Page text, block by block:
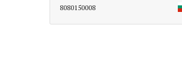
8080150008